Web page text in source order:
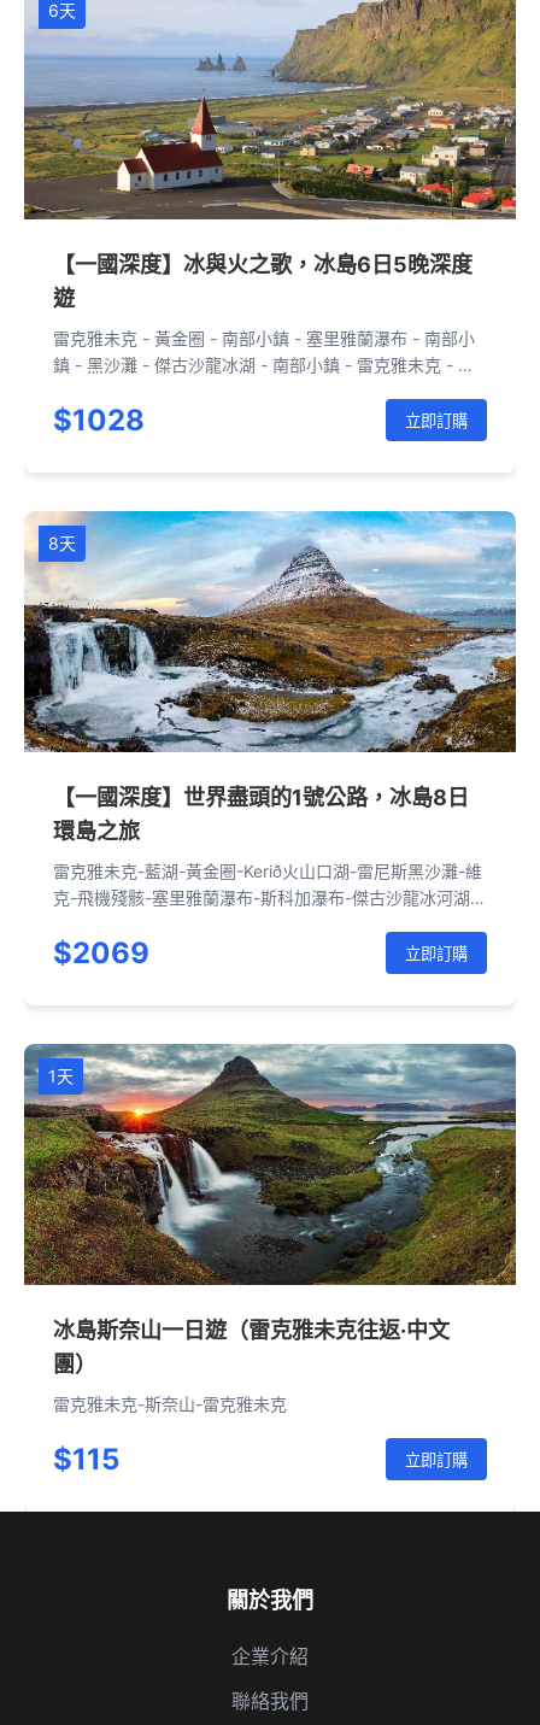
6天
【一國深度】冰與火之歌，冰島6日5晚深度
遊
雷克雅未克 - 黃金圈 - 南部小鎮 - 塞里雅蘭瀑布 - 南部小
鎮 - 黑沙灘 - 傑古沙龍冰湖 - 南部小鎮 - 雷克雅未克 - 藍
$1028 立即訂購
8天
【一國深度】世界盡頭的1號公路，冰島8日
環島之旅
雷克雅未克-藍湖-黃金圈-Kerið火山口湖-雷尼斯黑沙灘-維
克-飛機殘骸-塞里雅蘭瀑布-斯科加瀑布-傑古沙龍冰河湖-
里-雷克霍特-斯奈山半島-雷克雅未克
$2069 立即訂購
1天
冰島斯奈山一日遊（雷克雅未克往返·中文
團）
雷克雅未克-斯奈山-雷克雅未克
$115 立即訂購
關於我們
企業介紹
聯絡我們